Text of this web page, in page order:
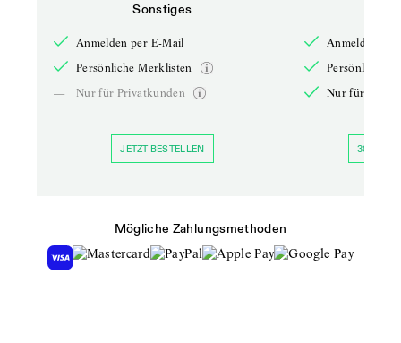
Sonstiges
Anmelden per E-Mail
Persönliche Merklisten
—
Nur für Privatkunden
JETZT BESTELLEN
Anmelden
Persönliche
Nur für
30 TAGE
Mögliche Zahlungsmethoden